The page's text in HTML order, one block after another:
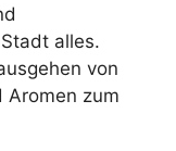
alles.
von
Aromen zum